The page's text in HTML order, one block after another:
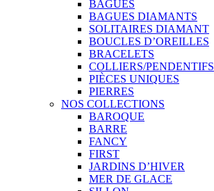
BAGUES
BAGUES DIAMANTS
SOLITAIRES DIAMANT
BOUCLES D’OREILLES
BRACELETS
COLLIERS/PENDENTIFS
PIÈCES UNIQUES
PIERRES
NOS COLLECTIONS
BAROQUE
BARRE
FANCY
FIRST
JARDINS D’HIVER
MER DE GLACE